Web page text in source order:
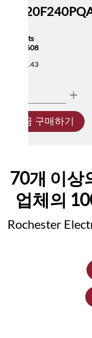
보유: 5,608
US$137.43
지금 구매하기
70개 이상
업체의
Rochester